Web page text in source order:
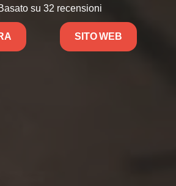
su 32 recensioni
SITO WEB